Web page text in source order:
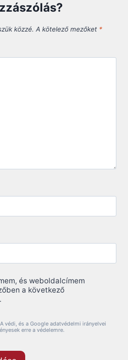
közzé. A kötelező mezőket *
és weboldalcímem
a következő
védi, és a Google adatvédelmi irányelvei
erre a védelemre.